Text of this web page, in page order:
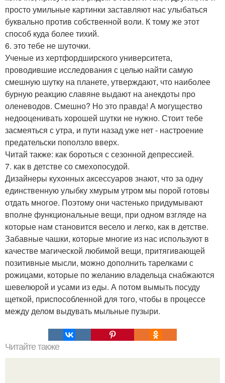
просто умильные картинки заставляют нас улыбаться
буквально против собственной воли. К тому же этот
способ куда более тихий.
6. это тебе не шуточки.
Ученые из хертфордширского университета,
проводившие исследования с целью найти самую
смешную шутку на планете, утверждают, что наиболее
бурную реакцию славяне выдают на анекдоты про
оленеводов. Смешно? Но это правда! А могущество
недооценивать хорошей шутки не нужно. Стоит тебе
засмеяться с утра, и пути назад уже нет - настроение
предательски поползло вверх.
Читай также: как бороться с сезонной депрессией.
7. как в детстве со смехопосудой.
Дизайнеры кухонных аксессуаров знают, что за одну
единственную улыбку хмурым утром мы порой готовы
отдать многое. Поэтому они частенько придумывают
вполне функциональные вещи, при одном взгляде на
которые нам становится весело и легко, как в детстве.
Забавные чашки, которые многие из нас используют в
качестве магической любимой вещи, притягивающей
позитивные мысли, можно дополнить тарелками с
рожицами, которые по желанию владельца снабжаются
шевелюрой и усами из еды. А потом вымыть посуду
щеткой, приспособленной для того, чтобы в процессе
между делом выдувать мыльные пузыри.
Читайте также